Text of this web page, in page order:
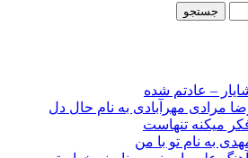
– عادتم شده
مرادی مهرآبادی به نام حال دل
میکنه تنهاست
به نام تو با من